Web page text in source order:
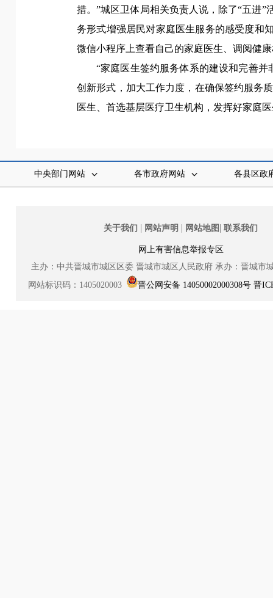
措。”城区卫体局相关负责人说，除了“五进”
务形式增强居民对家庭医生服务的感受度和
微信小程序上查看自己的家庭医生、调阅健
“家庭医生签约服务体系的建设和完善
创新形式，加大工作力度，在确保签约服务
医生、首选基层医疗卫生机构，发挥好家庭
中央部门网站 各市政府网站 各县区政
关于我们 | 网站声明 | 网站地图 | 联系我们
网上有害信息举报专区
主办：中共晋城市城区区委 晋城市城区人民政府 承办：晋城市
网站标识码：1405020003
晋公网安备 14050002000308号 晋